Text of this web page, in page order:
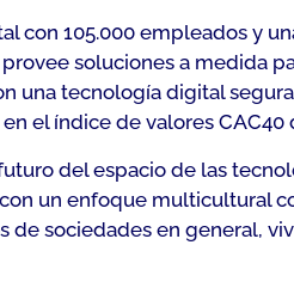
con 105.000 empleados y
soluciones a medida
una tecnología digital
el índice de valores CAC40
del espacio de las
un enfoque multicultural
sociedades en general,